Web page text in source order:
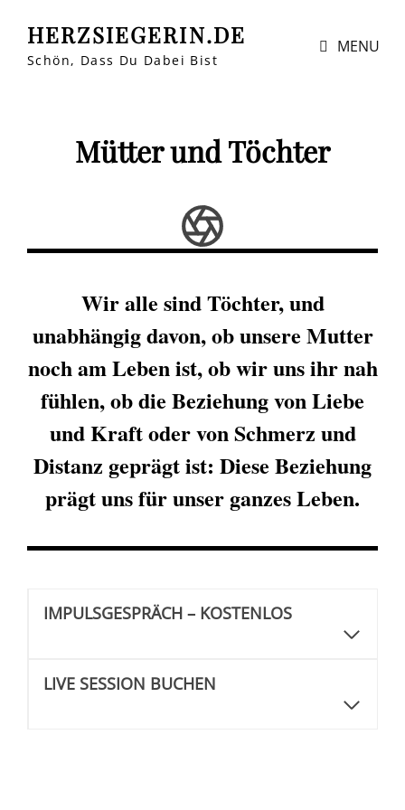
HERZSIEGERIN.DE
Schön, Dass Du Dabei Bist
MENU
Mütter und Töchter
Wir alle sind Töchter, und
unabhängig davon, ob unsere Mutter
noch am Leben ist, ob wir uns ihr nah
fühlen, ob die Beziehung von Liebe
und Kraft oder von Schmerz und
Distanz geprägt ist: Diese Beziehung
prägt uns für unser ganzes Leben.
IMPULSGESPRÄCH – KOSTENLOS
LIVE SESSION BUCHEN